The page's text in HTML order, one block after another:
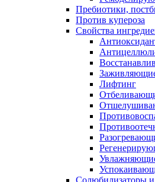
Пребиотики,
Против купероза
Свойства
Лифтинг
Солюбилизаторы и